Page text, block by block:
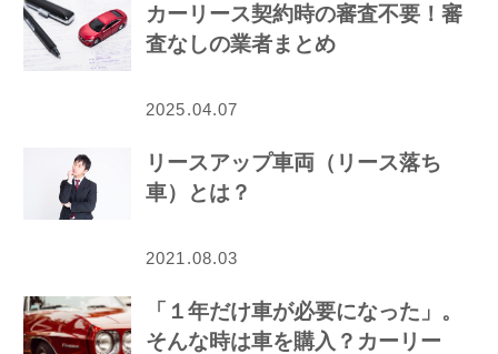
カーリース契約時の審査不要！審
査なしの業者まとめ
2025.04.07
リースアップ車両（リース落ち
車）とは？
2021.08.03
「１年だけ車が必要になった」。
そんな時は車を購入？カーリー